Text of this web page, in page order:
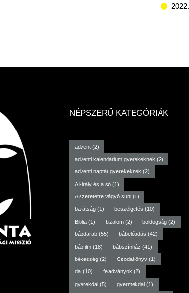
2022.
NÉPSZERŰ KATEGÓRIÁK
advent(2)
adventi kalendárium gyerekeknek (2)
adventi naptár gyerekeknek (2)
A király és a só(1)
A szeretetre vágyó süni(1)
barátság(1) beszélgetés (10)
Biblia(1) bizalom(2) boldogság (2)
bábdarab(55) bábelőadás (42)
bábfilm(18) bábszínház (41)
békesség(2) Csodakönyv(1)
dal (10) feladványok(2)
gyerekdal(5) gyermekdal(1)